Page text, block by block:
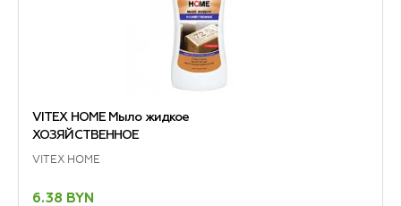
VITEX HOME Мыло жидкое
ХОЗЯЙСТВЕННОЕ
VITEX HOME
6.38 BYN